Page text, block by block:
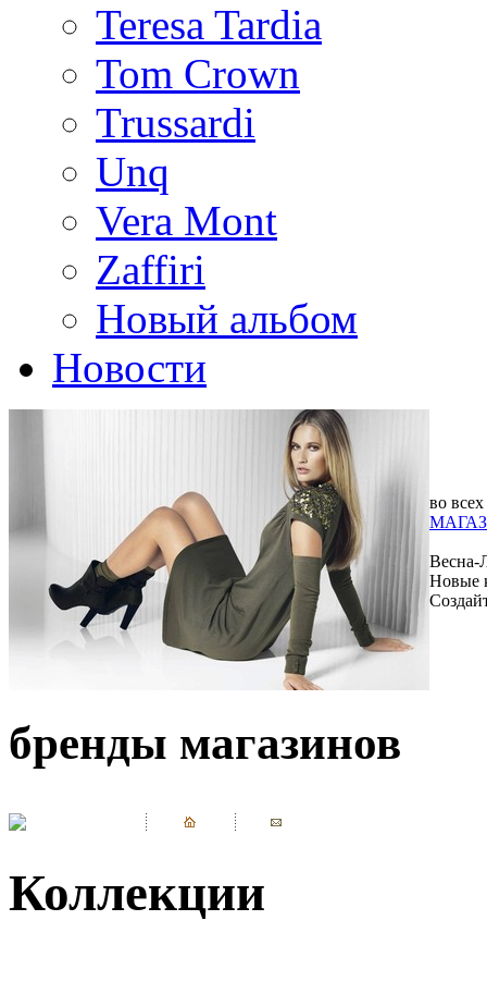
Teresa Tardia
Tom Crown
Trussardi
Unq
Vera Mont
Zaffiri
Новый альбом
Новости
во всех
Весна-
Новые
бренды магазинов
Коллекции